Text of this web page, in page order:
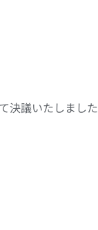
決議いたしました